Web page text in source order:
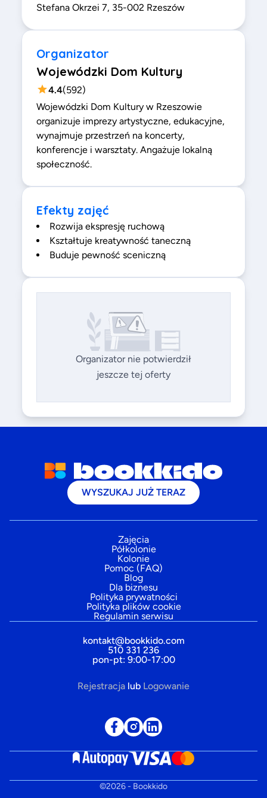
Stefana Okrzei 7, 35-002 Rzeszów
Organizator
Wojewódzki Dom Kultury
4.4(592)
Wojewódzki Dom Kultury w Rzeszowie
organizuje imprezy artystyczne, edukacyjne,
wynajmuje przestrzeń na koncerty,
konferencje i warsztaty. Angażuje lokalną
społeczność.
Efekty zajęć
Rozwija ekspresję ruchową
Kształtuje kreatywność taneczną
Buduje pewność sceniczną
Organizator nie potwierdził
jeszcze tej oferty
WYSZUKAJ JUŻ TERAZ
Zajęcia
Półkolonie
Kolonie
Pomoc (FAQ)
Blog
Dla biznesu
Polityka prywatności
Polityka plików cookie
Regulamin serwisu
kontakt@bookkido.com
510 331 236
pon-pt: 9:00-17:00
Rejestracja lub Logowanie
©2026- Bookkido